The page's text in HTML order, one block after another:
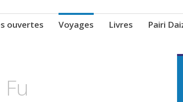
ouvertes Voyages Livres Pairi